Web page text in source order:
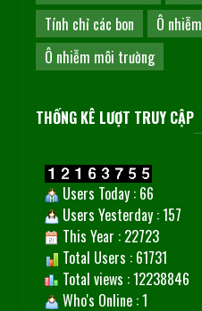
Tính chỉ các bon
Ô
Ô nhiễm môi trường
THỐNG KÊ LƯỢT TRUY CẬP
Users Today : 66
Users Yesterday : 157
This Year : 22723
Total Users : 61731
Total views : 12238846
Who's Online : 1